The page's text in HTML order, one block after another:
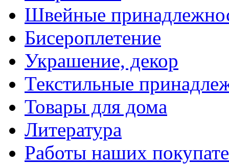
Швейные
Бисероплетение
Украшение, декор
Текстильные
Товары для дома
Литература
Работы наших